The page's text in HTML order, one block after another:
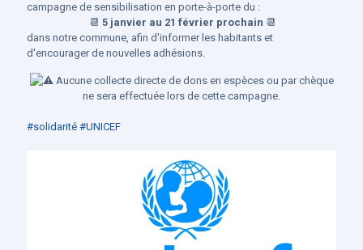
campagne de sensibilisation en porte-à-porte du :
📆 5 janvier au 21 février prochain 📆
dans notre commune, afin d'informer les habitants et
d'encourager de nouvelles adhésions.
Aucune collecte directe de dons en espèces ou par chèque
ne sera effectuée lors de cette campagne.
#solidarité #UNICEF